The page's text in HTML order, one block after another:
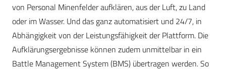
von Personal Minenfelder aufklären, aus der Luft, zu Land
oder im Wasser. Und das ganz automatisiert und 24/7, in
Abhängigkeit von der Leistungsfähigkeit der Plattform. Die
Aufklärungsergebnisse können zudem unmittelbar in ein
Battle Management System (BMS) übertragen werden. So